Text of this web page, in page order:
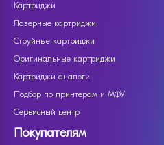
Картриджи
Лазерные картриджи
Струйные картриджи
Оригинальные картриджи
Картриджи аналоги
Подбор по принтерам и МФУ
Сервисный центр
Покупателям